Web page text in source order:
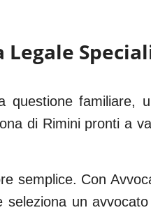
Legale
familiare,
di Rimini pronti a
semplice. Con
un